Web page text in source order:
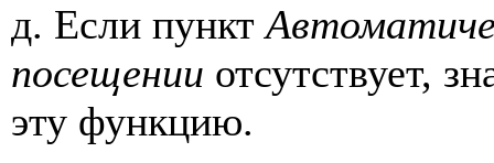
д. Если пункт
посещении отсутствует,
эту функцию.